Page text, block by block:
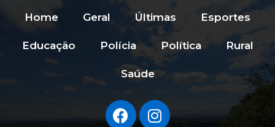
Home Geral Últimas Esportes
Educação Polícia Política Rural
Saúde